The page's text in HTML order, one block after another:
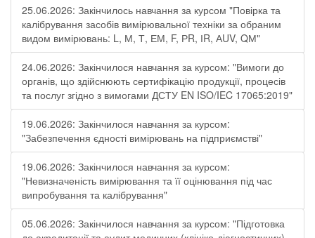
25.06.2026: Закінчилось навчання за курсом "Повірка та
калібрування засобів вимірювальної техніки за обраним
видом вимірювань: L, М, Т, ЕМ, F, РR, ІR, АUV, QМ"
24.06.2026: Закінчилося навчання за курсом: "Вимоги до
органів, що здійснюють сертифікацію продукції, процесів
та послуг згідно з вимогами ДСТУ EN ISO/IEC 17065:2019"
19.06.2026: Закінчилося навчання за курсом:
"Забезпечення єдності вимірювань на підприємстві"
19.06.2026: Закінчилося навчання за курсом:
"Невизначеність вимірювання та її оцінювання під час
випробування та калібрування"
05.06.2026: Закінчилося навчання за курсом: "Підготовка